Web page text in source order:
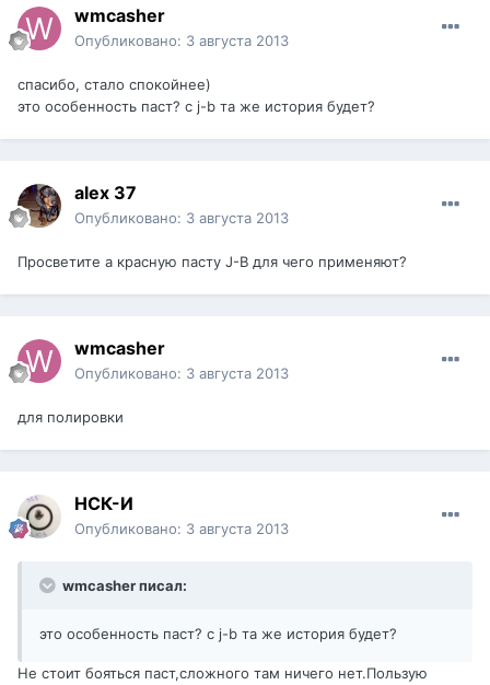
wmcasher
Опубликовано: 3 августа 2013
спасибо, стало спокойнее)
это особенность паст? с j-b та же история будет?
alex 37
Опубликовано: 3 августа 2013
Просветите а красную пасту J-B для чего применяют?
wmcasher
Опубликовано: 3 августа 2013
для полировки
НСК-И
Опубликовано: 3 августа 2013
wmcasher писал:
это особенность паст? с j-b та же история будет?
Не стоит бояться паст,сложного там ничего нет.Пользую